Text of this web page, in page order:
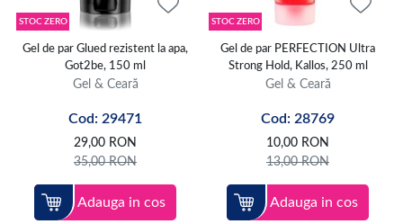
STOC ZERO
Gel de par Glued rezistent la apa,
Got2be, 150 ml
Gel & Ceară
Cod: 29471
29,00 RON
35,00RON
Adauga in cos
STOC ZERO
Gel de par PERFECTION Ultra
Strong Hold, Kallos, 250 ml
Gel & Ceară
Cod: 28769
10,00 RON
13,00RON
Adauga in cos